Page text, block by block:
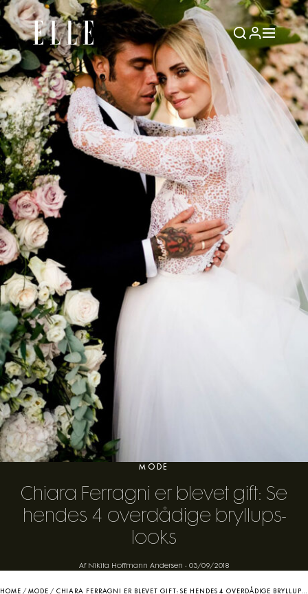
MODE
Chiara Ferragni er blevet gift: Se
hendes 4 overdådige bryllups-
looks
Af Nikita Hoffmann Andersen - 03/09/2018
HOME /MODE / CHIARA FERRAGNI ER BLEVET GIFT: SE HENDES 4 OVERDÅDIGE BRYLLUPS-LOOKS